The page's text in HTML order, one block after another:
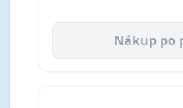
Nákup po